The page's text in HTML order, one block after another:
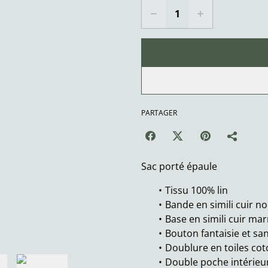
PARTAGER
Sac porté épaule
Tissu 100% lin
Bande en simili cuir
Base en simili cuir
Bouton fantaisie et
Doublure en toiles
Double poche